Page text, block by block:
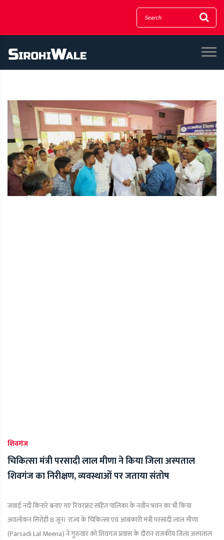
शिवगंज
चिकित्सा मंत्री परसादी लाल मीणा ने किया जिला अस्पताल
शिवगंज का निरीक्षण, व्यवस्थाओं पर जताया संतोष
जवाई नदी किनारे बनाए गए रिवरफ्रंट सहित पालिका के नवीन भवन का भी किया
अवलोकन सिरोही 8 जून। राज्य के चिकित्सा एवं आबकारी मंत्री परसादी लाल मीणा
(Parsadi Lal Meena) ने गुरुवार को शिवगंज प्रवास के दौरान राजकीय जिला अस्पताल